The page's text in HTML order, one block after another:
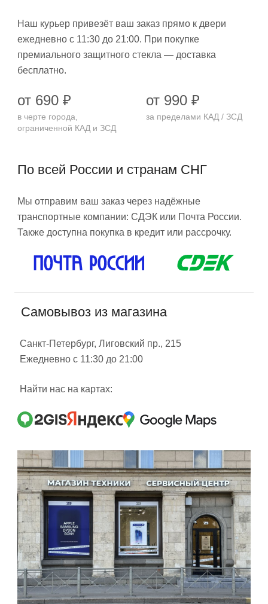
Наш курьер привезёт ваш заказ прямо к двери
ежедневно с 11:30 до 21:00. При покупке
премиального защитного стекла — доставка
бесплатно.
от 690 ₽
в черте города,
ограниченной КАД и ЗСД
от 990 ₽
за пределами КАД / ЗСД
По всей России и странам СНГ
Мы отправим ваш заказ через надёжные
транспортные компании: СДЭК или Почта России.
Также доступна покупка в кредит или рассрочку.
Самовывоз из магазина
Санкт-Петербург, Лиговский пр., 215
Ежедневно с 11:30 до 21:00
Найти нас на картах: